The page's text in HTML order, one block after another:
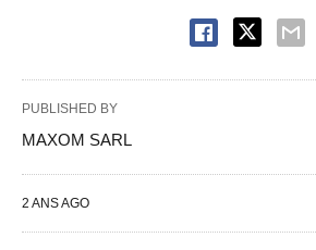
PUBLISHED BY
MAXOM SARL
2 ANS AGO